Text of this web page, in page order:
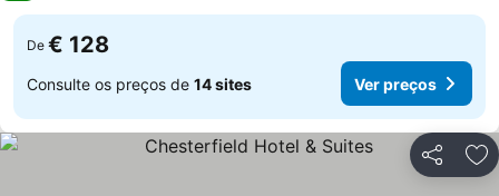
De € 128
Consulte os preços de 14 sites Ver preços
Partilhar